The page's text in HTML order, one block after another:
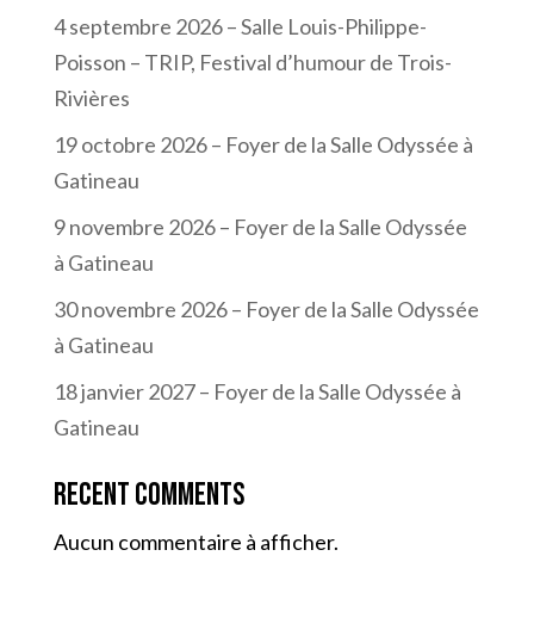
4 septembre 2026 – Salle Louis-Philippe-
Poisson – TRIP, Festival d’humour de Trois-
Rivières
19 octobre 2026 – Foyer de la Salle Odyssée à
Gatineau
9 novembre 2026 – Foyer de la Salle Odyssée
à Gatineau
30 novembre 2026 – Foyer de la Salle Odyssée
à Gatineau
18 janvier 2027 – Foyer de la Salle Odyssée à
Gatineau
Recent Comments
Aucun commentaire à afficher.